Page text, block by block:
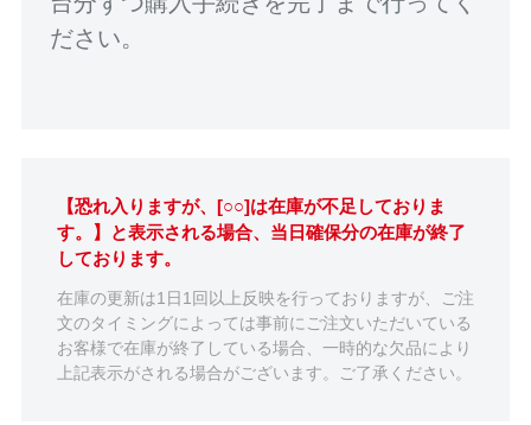
ださい。
【恐れ入りますが、[○○]は在庫が不足しておりま
す。】と表示される場合、当日確保分の在庫が終了
しております。
在庫の更新は1日1回以上反映を行っておりますが、ご注
文のタイミングによっては事前にご注文いただいている
お客様で在庫が終了している場合、一時的な欠品により
上記表示がされる場合がございます。ご了承ください。